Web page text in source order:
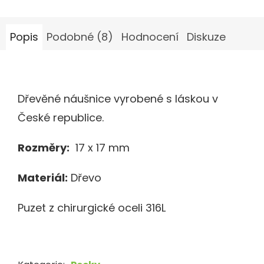
Popis Podobné (8) Hodnocení Diskuze
Dřevěné náušnice vyrobené s láskou v
České republice.
Rozměry: 17 x 17 mm
Materiál: Dřevo
Puzet z chirurgické oceli 316L